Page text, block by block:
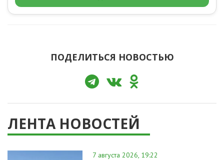
ПОДЕЛИТЬСЯ НОВОСТЬЮ
ЛЕНТА НОВОСТЕЙ
7 августа 2026, 19:22